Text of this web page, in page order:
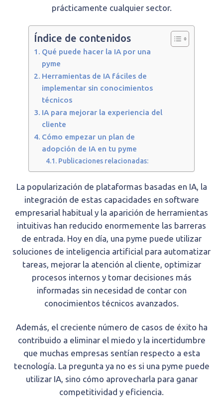
prácticamente cualquier sector.
Índice de contenidos
Qué puede hacer la IA por una
pyme
Herramientas de IA fáciles de
implementar sin conocimientos
técnicos
IA para mejorar la experiencia del
cliente
Cómo empezar un plan de
adopción de IA en tu pyme
Publicaciones relacionadas:
La popularización de plataformas basadas en IA, la
integración de estas capacidades en software
empresarial habitual y la aparición de herramientas
intuitivas han reducido enormemente las barreras
de entrada. Hoy en día, una pyme puede utilizar
soluciones de inteligencia artificial para automatizar
tareas, mejorar la atención al cliente, optimizar
procesos internos y tomar decisiones más
informadas sin necesidad de contar con
conocimientos técnicos avanzados.
Además, el creciente número de casos de éxito ha
contribuido a eliminar el miedo y la incertidumbre
que muchas empresas sentían respecto a esta
tecnología. La pregunta ya no es si una pyme puede
utilizar IA, sino cómo aprovecharla para ganar
competitividad y eficiencia.